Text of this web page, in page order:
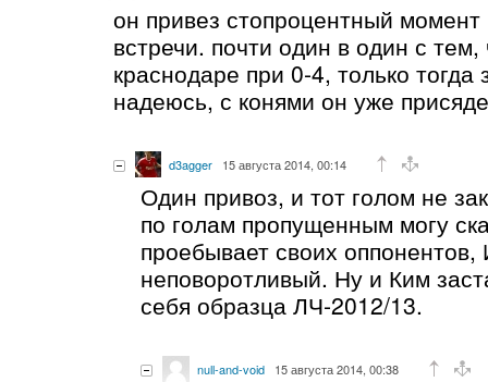
он привез стопроцентный
встречи. почти один в один с
краснодаре при 0-4, только тогда
надеюсь, с конями он уже
d3agger 15 августа 2014, 00:14
Один привоз, и тот голом не
по голам пропущенным могу
проебывает своих
неповоротливый. Ну и Ким
себя образца ЛЧ-2012/13.
null-and-void 15 августа 2014, 00:38